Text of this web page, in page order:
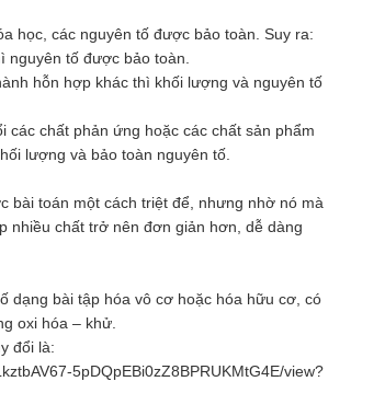
học, các nguyên tố được bảo toàn. Suy ra:
nguyên tố được bảo toàn.
hỗn hợp khác thì khối lượng và nguyên tố
chất phản ứng hoặc các chất sản phẩm
lượng và bảo toàn nguyên tố.
bài toán một cách triệt để, nhưng nhờ nó mà
nhiều chất trở nên đơn giản hơn, dễ dàng
dạng bài tập hóa vô cơ hoặc hóa hữu cơ, có
oxi hóa – khử.
đổi là:
5pDQpEBi0zZ8BPRUKMtG4E/view?